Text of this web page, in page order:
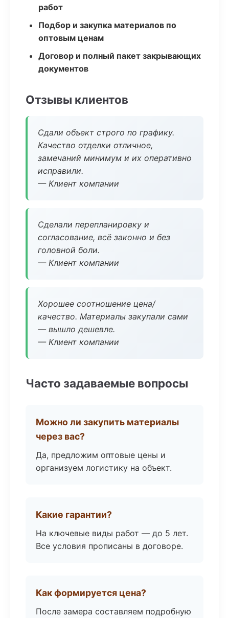
работ
Подбор и закупка материалов по
оптовым ценам
Договор и полный пакет закрывающих
документов
Отзывы клиентов
Сдали объект строго по графику.
Качество отделки отличное,
замечаний минимум и их оперативно
исправили.
— Клиент компании
Сделали перепланировку и
согласование, всё законно и без
головной боли.
— Клиент компании
Хорошее соотношение цена/
качество. Материалы закупали сами
— вышло дешевле.
— Клиент компании
Часто задаваемые вопросы
Можно ли закупить материалы
через вас?
Да, предложим оптовые цены и
организуем логистику на объект.
Какие гарантии?
На ключевые виды работ — до 5 лет.
Все условия прописаны в договоре.
Как формируется цена?
После замера составляем подробную